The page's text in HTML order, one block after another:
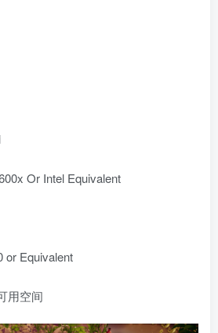
Or Intel Equivalent
or Equivalent
用空间